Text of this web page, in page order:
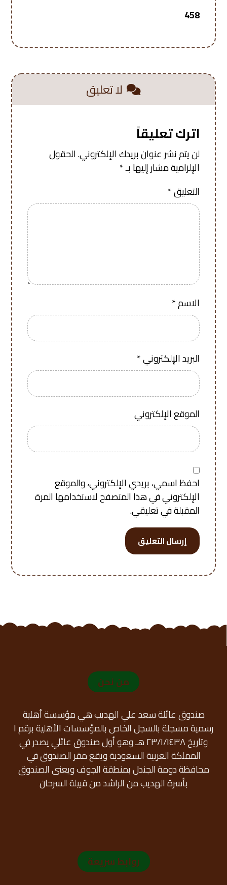
458
لا تعليق
اترك تعليقاً
لن يتم نشر عنوان بريدك الإلكتروني.الحقول
الإلزامية مشار إليها بـ*
التعليق*
الاسم*
البريد الإلكتروني*
الموقع الإلكتروني
احفظ اسمي، بريدي الإلكتروني، والموقع
الإلكتروني في هذا المتصفح لاستخدامها المرة
المقبلة في تعليقي.
إرسال التعليق
من نحن
صندوق عائلة سعد علي الهديب هي مؤسسة أهلية
رسمية مسجلة بالسجل الخاص بالمؤسسات الأهلية برقم ١
وتاريخ ٢٣/١/١٤٣٨ هـ وهو أول صندوق عائلي يصدر في
المملكة العربية السعودية ويقع مقر الصندوق في
محافظة دومة الجندل بمنطقة الجوف ويعنى الصندوق
بأسرة الهديب من الراشد من قبيلة السرحان
روابط سريعة